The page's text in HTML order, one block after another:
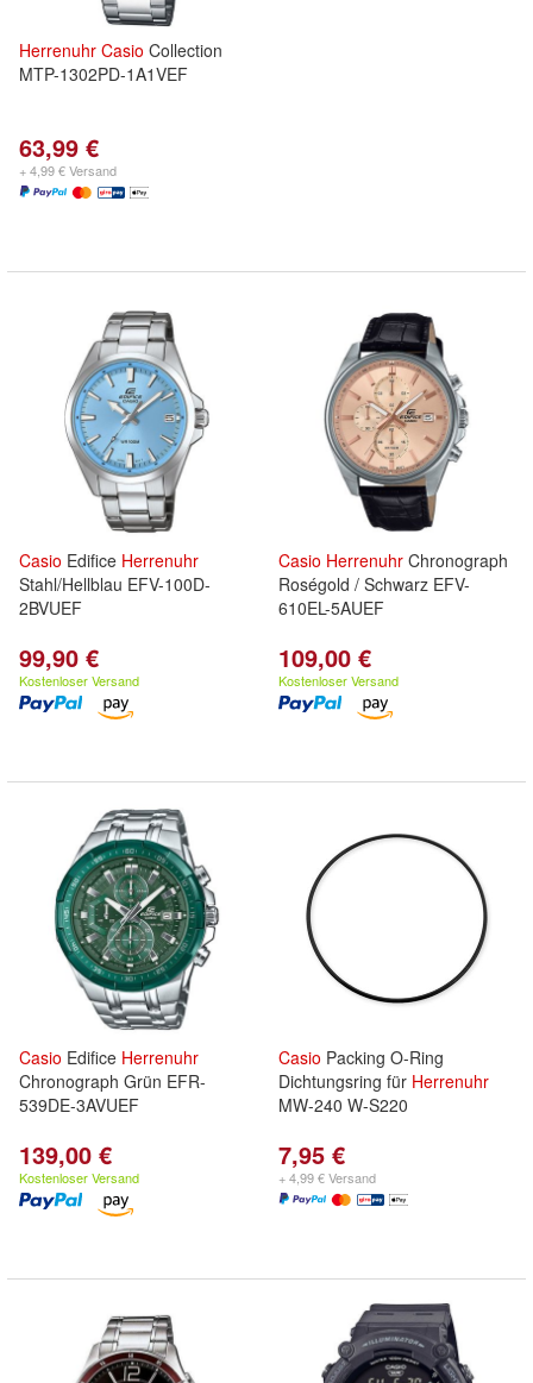
Herrenuhr Casio Collection
MTP-1302PD-1A1VEF
63,99 €
+ 4,99 € Versand
Casio Edifice Herrenuhr
Stahl/Hellblau EFV-100D-
2BVUEF
99,90 €
Kostenloser Versand
Casio Herrenuhr Chronograph
Roségold / Schwarz EFV-
610EL-5AUEF
109,00 €
Kostenloser Versand
Casio Edifice Herrenuhr
Chronograph Grün EFR-
539DE-3AVUEF
139,00 €
Kostenloser Versand
Casio Packing O-Ring
Dichtungsring für Herrenuhr
MW-240 W-S220
7,95 €
+ 4,99 € Versand